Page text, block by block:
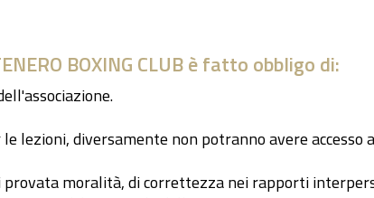
BOXING CLUB è fatto obbligo di:
lezioni, diversamente non potranno avere
provata moralità, di correttezza nei rapporti